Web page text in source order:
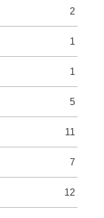
2
1
1
5
11
7
12